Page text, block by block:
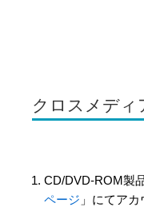
クロスメディ
CD/DVD-ROM製
ページ 」にてア